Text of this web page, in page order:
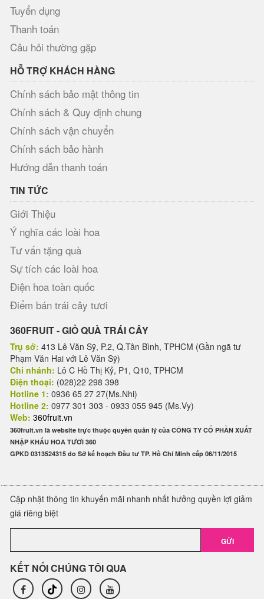
Tuyển dụng
Thanh toán
Câu hỏi thường gặp
HỖ TRỢ KHÁCH HÀNG
Chính sách bảo mật thông tin
Chính sách & Quy định chung
Chính sách vận chuyển
Chính sách bảo hành
Hướng dẫn thanh toán
TIN TỨC
Giới Thiệu
Ý nghĩa các loài hoa
Tư vấn tặng quà
Sự tích các loài hoa
Điện hoa toàn quốc
Điểm bán trái cây tươi
360FRUIT - GIỎ QUÀ TRÁI CÂY
Trụ sở: 413 Lê Văn Sỹ, P.2, Q.Tân Bình, TPHCM (Gần ngã tư
Phạm Văn Hai với Lê Văn Sỹ)
Chi nhánh: Lô C Hồ Thị Kỷ, P1, Q10, TPHCM
Điện thoại: (028)22 298 398
Hotline 1: 0936 65 27 27(Ms.Nhi)
Hotline 2: 0977 301 303 - 0933 055 945 (Ms.Vy)
Web: 360fruit.vn
360fruit.vn là website trực thuộc quyền quản lý của CÔNG TY CỔ PHẦN XUẤT
NHẬP KHẨU HOA TƯƠI 360
GPKD 0313524315 do Sở kế hoạch Đầu tư TP. Hồ Chí Minh cấp 06/11/2015
Cập nhật thông tin khuyến mãi nhanh nhất hưởng quyền lợi giảm
giá riêng biệt
GỬI
KẾT NỐI CHÚNG TÔI QUA